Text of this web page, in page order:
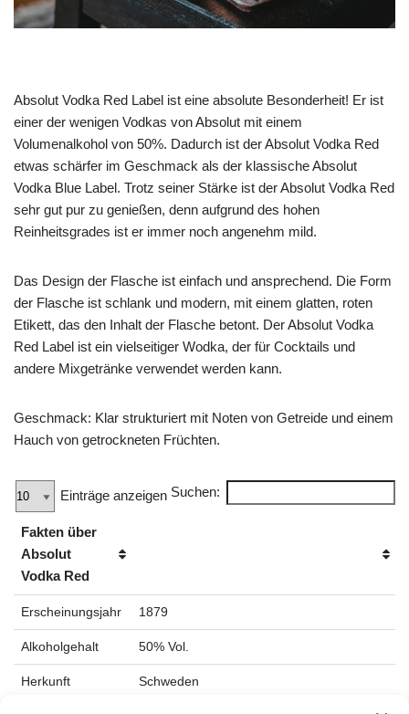
Absolut Vodka Red Label ist eine absolute Besonderheit! Er ist
einer der wenigen Vodkas von Absolut mit einem
Volumenalkohol von 50%. Dadurch ist der Absolut Vodka Red
etwas schärfer im Geschmack als der klassische Absolut
Vodka Blue Label. Trotz seiner Stärke ist der Absolut Vodka Red
sehr gut pur zu genießen, denn aufgrund des hohen
Reinheitsgrades ist er immer noch angenehm mild.
Das Design der Flasche ist einfach und ansprechend. Die Form
der Flasche ist schlank und modern, mit einem glatten, roten
Etikett, das den Inhalt der Flasche betont. Der Absolut Vodka
Red Label ist ein vielseitiger Wodka, der für Cocktails und
andere Mixgetränke verwendet werden kann.
Geschmack: Klar strukturiert mit Noten von Getreide und einem
Hauch von getrockneten Früchten.
Einträge anzeigen Suchen:
Fakten über
Absolut
Vodka Red
Erscheinungsjahr 1879
Alkoholgehalt 50% Vol.
Herkunft Schweden